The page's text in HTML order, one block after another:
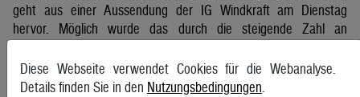
geht aus einer Aussendung der IG Windkraft am Dienstag
hervor. Möglich wurde das durch die steigende Zahl an
APA
Diese Webseite verwendet Cookies für die Webanalyse.
Details finden Sie in den Nutzungsbedingungen.